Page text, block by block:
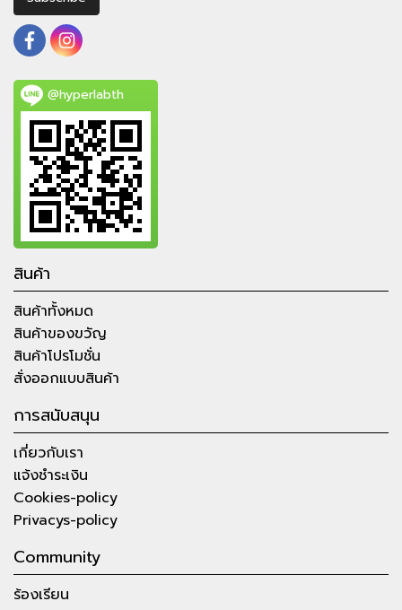
@hyperlabth
สินค้า
สินค้าทั้งหมด
สินค้าของขวัญ
สินค้าโปรโมชั่น
สั่งออกแบบสินค้า
การสนับสนุน
เกี่ยวกับเรา
แจ้งชำระเงิน
Cookies-policy
Privacys-policy
Community
ร้องเรียน